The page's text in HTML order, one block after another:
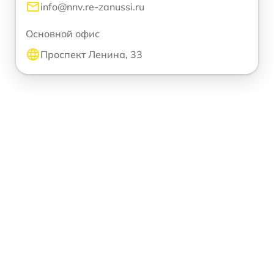
info@nnv.re-zanussi.ru
Основной офис
Проспект Ленина, 33